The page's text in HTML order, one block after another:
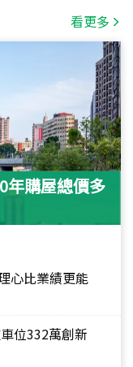
看更多
年購屋總價多
心比業績更能
位332萬創新